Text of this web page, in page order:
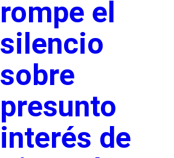
rompe el
silencio
sobre
presunto
interés de